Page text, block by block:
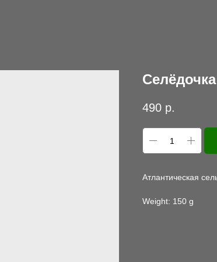
490 р.
Атлантическая
Weight: 150 g